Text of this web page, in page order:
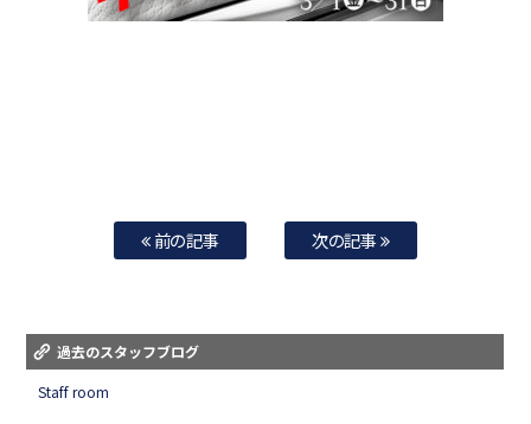
前の記事 次の記事
過去のスタッフブログ
Staff room